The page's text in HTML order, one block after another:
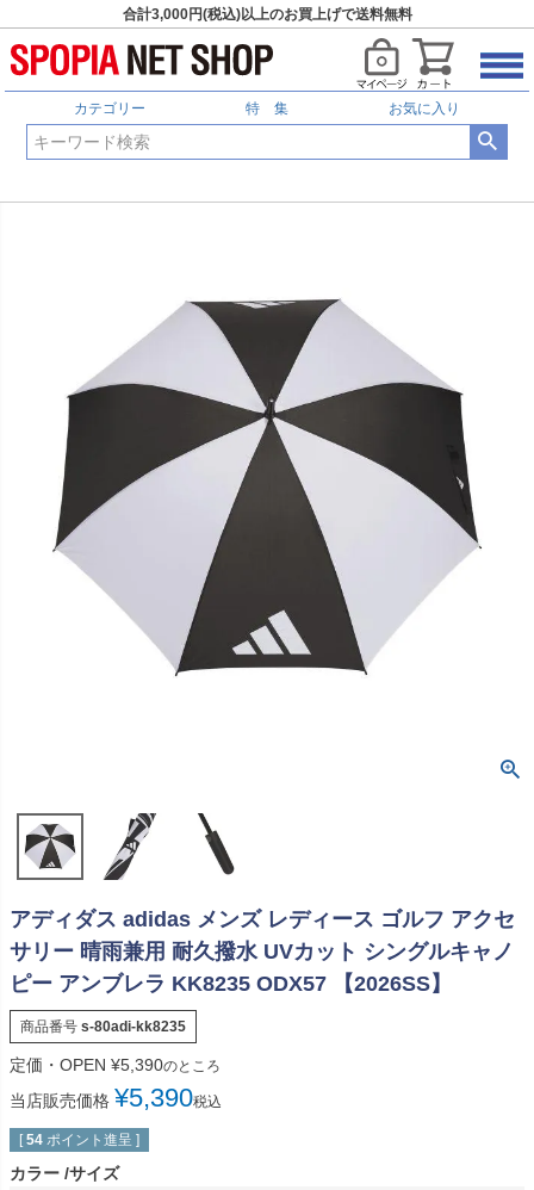
合計3,000円(税込)以上のお買上げで送料無料
カテゴリー 特 集 お気に入り
アディダス adidas メンズ レディース ゴルフ アクセ
サリー 晴雨兼用 耐久撥水 UVカット シングルキャノ
ピー アンブレラ KK8235 ODX57 【2026SS】
商品番号 s-80adi-kk8235
定価・OPEN ¥5,390のところ
当店販売価格 ¥5,390税込
[ 54 ポイント進呈 ]
カラー サイズ